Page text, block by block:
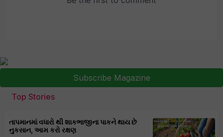
Subscribe Magazine
Top Stories
તાપમાનમાં વધારો થી શાકભાજીના પાકને થાય છે
નુકસાન, આમ કરો રક્ષણ